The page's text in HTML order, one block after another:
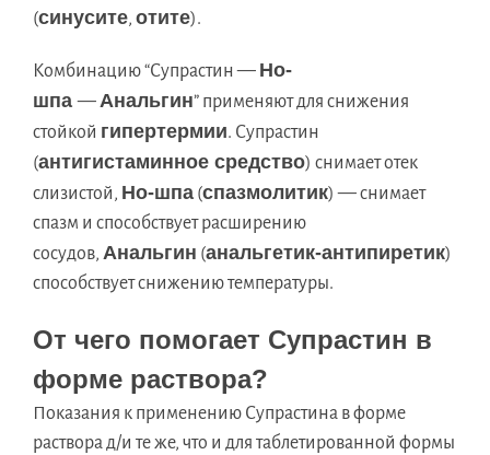
(синусите, отите).
Комбинацию “Супрастин — Но-
шпа—Анальгин” применяют для снижения
стойкой гипертермии. Супрастин
(антигистаминное средство) снимает отек
слизистой, Но-шпа (спазмолитик) — снимает
спазм и способствует расширению
сосудов, Анальгин (анальгетик-антипиретик)
способствует снижению температуры.
От чего помогает Супрастин в
форме раствора?
Показания к применению Супрастина в форме
раствора д/и те же, что и для таблетированной формы